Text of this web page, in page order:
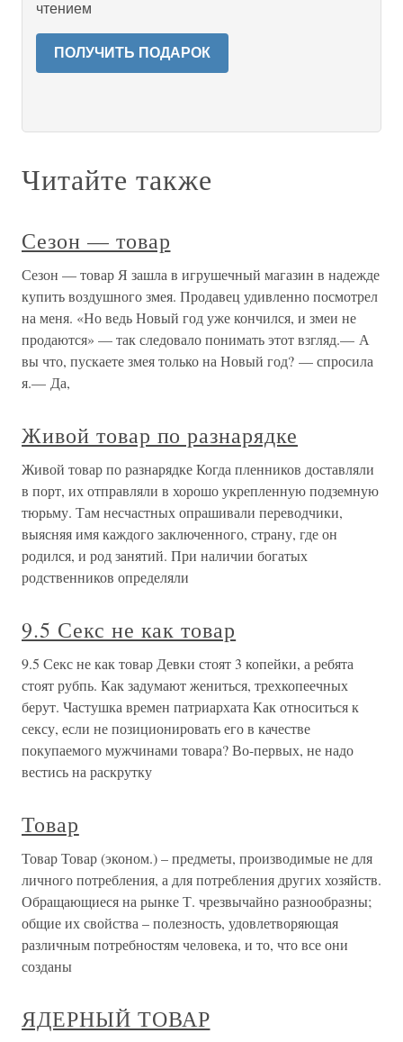
чтением
ПОЛУЧИТЬ ПОДАРОК
Читайте также
Сезон — товар
Сезон — товар Я зашла в игрушечный магазин в надежде
купить воздушного змея. Продавец удивленно посмотрел
на меня. «Но ведь Новый год уже кончился, и змеи не
продаются» — так следовало понимать этот взгляд.— А
вы что, пускаете змея только на Новый год? — спросила
я.— Да,
Живой товар по разнарядке
Живой товар по разнарядке Когда пленников доставляли
в порт, их отправляли в хорошо укрепленную подземную
тюрьму. Там несчастных опрашивали переводчики,
выясняя имя каждого заключенного, страну, где он
родился, и род занятий. При наличии богатых
родственников определяли
9.5 Секс не как товар
9.5 Секс не как товар Девки стоят 3 копейки, а ребята
стоят рубпь. Как задумают жениться, трехкопеечных
берут. Частушка времен патриархата Как относиться к
сексу, если не позиционировать его в качестве
покупаемого мужчинами товара? Во-первых, не надо
вестись на раскрутку
Товар
Товар Товар (эконом.) – предметы, производимые не для
личного потребления, а для потребления других хозяйств.
Обращающиеся на рынке Т. чрезвычайно разнообразны;
общие их свойства – полезность, удовлетворяющая
различным потребностям человека, и то, что все они
созданы
ЯДЕРНЫЙ ТОВАР